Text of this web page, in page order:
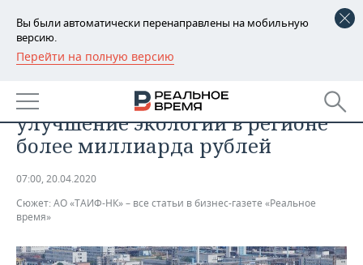
Вы были автоматически перенаправлены на мобильную
версию.
Перейти на полную версию
РЕГИОНЫ
БАШКОРТОСТАН
ТАТАРСТАН
НОВОСТИ
АНАЛИТИКА
ДЕКЛАРАЦИИ О ДОХОДАХ
КОРОЛИ ГОСЗАКАЗА ПФО
НОВОСТИ ЭКОНОМИКИ
ФИНАНСЫ
ПРОМЫШЛЕННОСТЬ
НОВОСТИ
ПРОМЫШЛЕННОСТИ
НЕДВИЖИМОСТЬ
ТАИФ-НК направил на
улучшение экологии в регионе
более миллиарда рублей
07:00, 20.04.2020
Сюжет: АО «ТАИФ-НК» – все статьи в бизнес-газете «Реальное
время»